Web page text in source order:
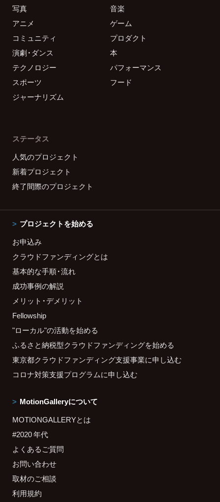
写真
音楽
アニメ
ゲーム
コミュニティ
プロダクト
演劇・ダンス
本
テクノロジー
パフォーマンス
スポーツ
フード
ジャーナリズム
ステータス
人気のプロジェクト
新着プロジェクト
終了間際のプロジェクト
プロジェクトを始める
お申込み
クラウドファンディングとは
基本的な手順・流れ
成功事例の解説
メリット・デメリット
Fellowship
"ローカル"の活動を始める
ふるさと納税型クラウドファンディングを始める
東京都クラウドファンディング支援事業に申し込む
コロナ対策支援プログラムに申し込む
MotionGalleryについて
MOTIONGALLERYとは
#2020 年代
よくあるご質問
お問い合わせ
取材のご相談
利用規約